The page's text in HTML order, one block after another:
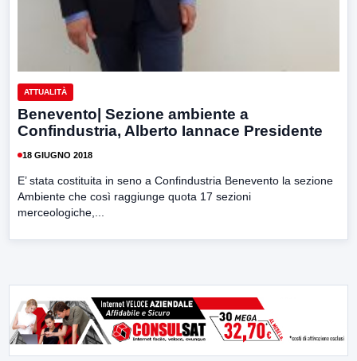
ATTUALITÀ
Benevento| Sezione ambiente a
Confindustria, Alberto Iannace Presidente
18 GIUGNO 2018
E’ stata costituita in seno a Confindustria Benevento la sezione
Ambiente che così raggiunge quota 17 sezioni
merceologiche,...